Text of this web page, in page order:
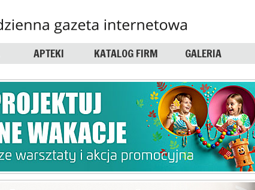
APTEKI KATALOG FIRM GALERIA